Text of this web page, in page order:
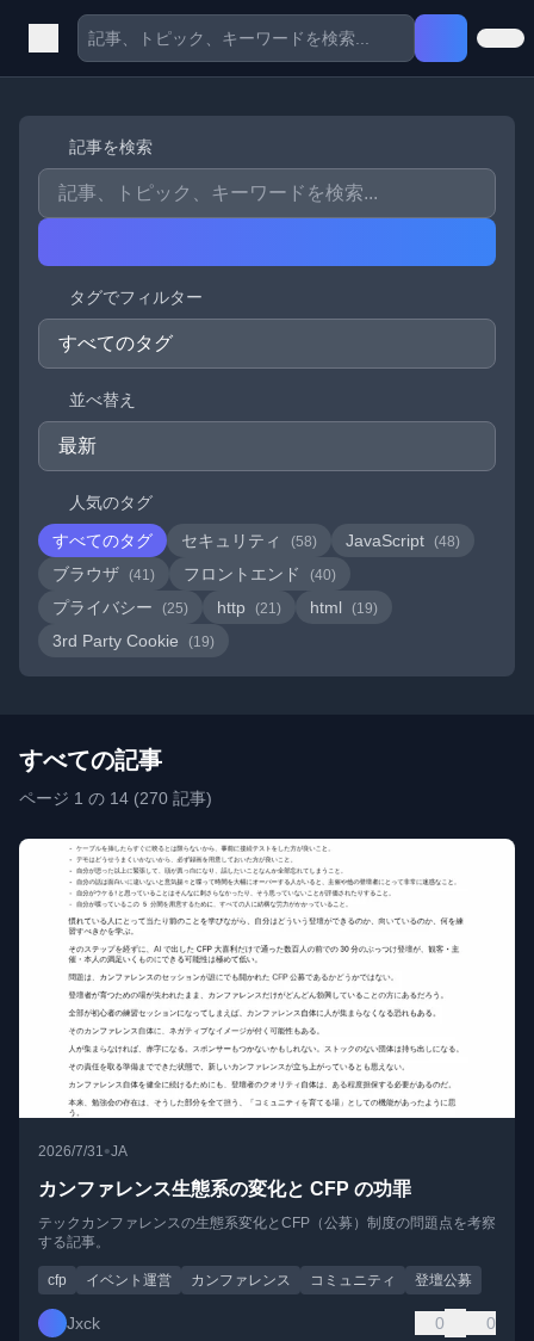
記事を検索
タグでフィルター
並べ替え
人気のタグ
すべてのタグ
セキュリティ (58) JavaScript (48)
ブラウザ (41) フロントエンド (40)
プライバシー (25) http (21) html (19)
3rd Party Cookie (19)
すべての記事
ページ 1 の 14 (270 記事)
2026/7/31•JA
カンファレンス生態系の変化と CFP の功罪
テックカンファレンスの生態系変化とCFP（公募）制度の問題点を考察
する記事。
cfp イベント運営 カンファレンス コミュニティ 登壇公募
Jxck 0 0